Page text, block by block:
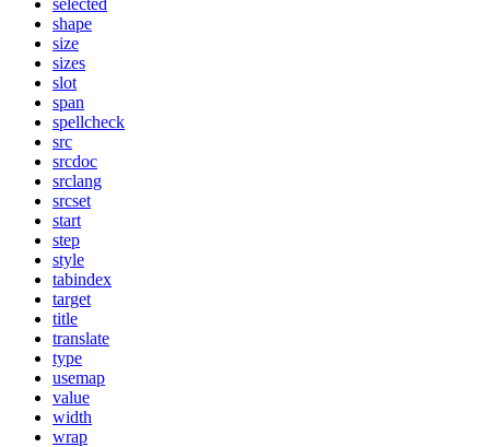
shape
size
sizes
slot
span
spellcheck
src
srcdoc
srclang
srcset
start
step
style
tabindex
target
title
translate
type
usemap
value
width
wrap